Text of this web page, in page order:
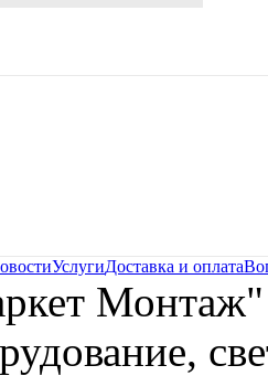
УслугиДоставка и оплата
Монтаж"